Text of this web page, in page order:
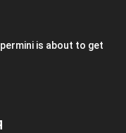
is about to get